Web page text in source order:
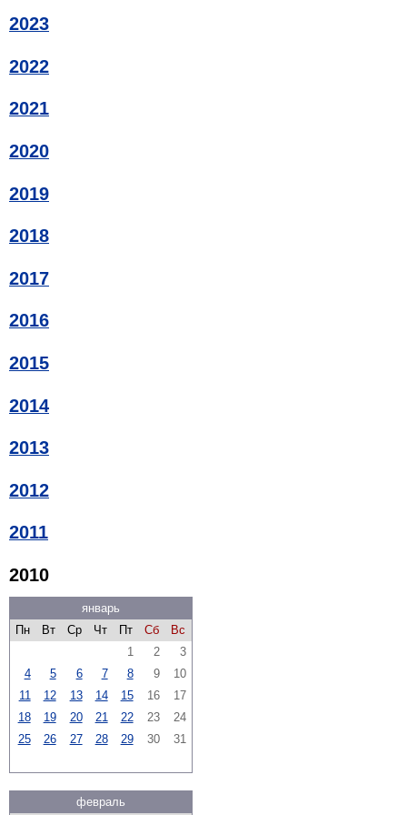
2023
2022
2021
2020
2019
2018
2017
2016
2015
2014
2013
2012
2011
2010
январь
Пн
Вт Ср Чт Пт Сб
Вс
1
2
3
4
5 6 7 8 9
10
11
12 13 14 15 16
17
18
19 20 21 22 23
24
25
26 27 28 29 30 31
февраль